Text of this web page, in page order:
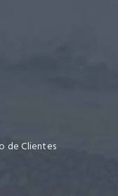
de Clientes